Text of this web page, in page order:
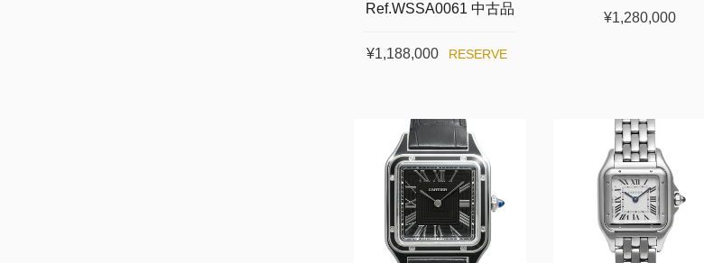
Ref.WSSA0061 中古品
¥1,188,000 RESERVE
¥1,280,000